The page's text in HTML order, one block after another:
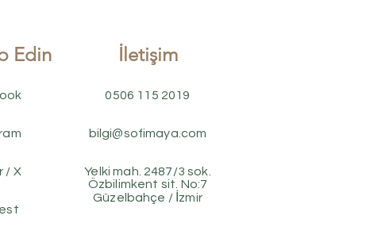
Edin
/ X
İletişim
0506 115 2019
bilgi@sofimaya.com
Yelki mah. 2487/3 sok.
Özbilimkent sit. No:7
Güzelbahçe / İzmir